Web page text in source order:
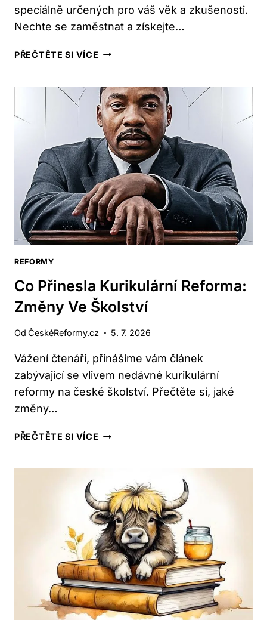
speciálně určených pro váš věk a zkušenosti.
⁢Nechte se zaměstnat a získejte…
PŘEČTĚTE SI VÍCE VOLNÁ
DŮCHODCE:
PRACOVNÍ
PŘÍLEŽITOSTI
PRO
SENIORY
REFORMY
Co Přinesla Kurikulární Reforma:
Změny Ve Školství
Od ČeskéReformy.cz 5. 7. 2026
Vážení čtenáři, přinášíme vám článek
zabývající se vlivem nedávné kurikulární
reformy na české školství. Přečtěte si, jaké
změny…
PŘEČTĚTE SI VÍCE CO
ZMĚNY
VE
ŠKOLSTVÍ